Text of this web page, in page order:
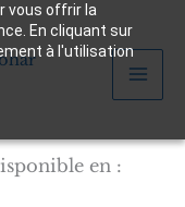
vous offrir la
En cliquant sur
à l'utilisation
en :